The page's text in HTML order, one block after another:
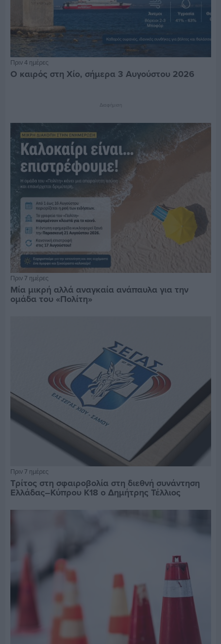
Πριν 4 ημέρες
Ο καιρός στη Χίο, σήμερα 3 Αυγούστου 2026
Διαφήμιση
Πριν 7 ημέρες
Μία μικρή αλλά αναγκαία ανάπαυλα για την
ομάδα του «Πολίτη»
Πριν 7 ημέρες
Τρίτος στη σφαιροβολία στη διεθνή συνάντηση
Ελλάδας–Κύπρου Κ18 ο Δημήτρης Τέλλιος